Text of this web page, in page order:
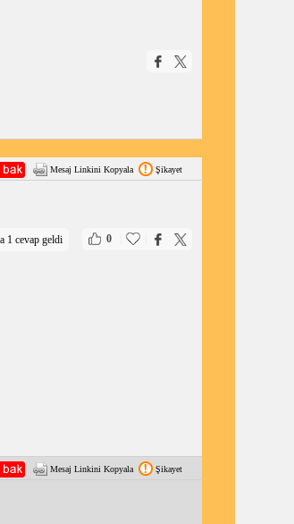
Mesaj Linkini Kopyala Şikayet
0
1 cevap geldi
Mesaj Linkini Kopyala Şikayet